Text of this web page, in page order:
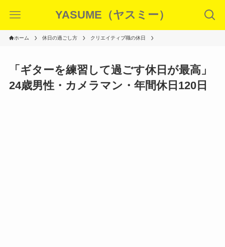
YASUME（ヤスミー）
ホーム 休日の過ごし方 クリエイティブ職の休日
「ギターを練習して過ごす休日が最高」
24歳男性・カメラマン・年間休日120日